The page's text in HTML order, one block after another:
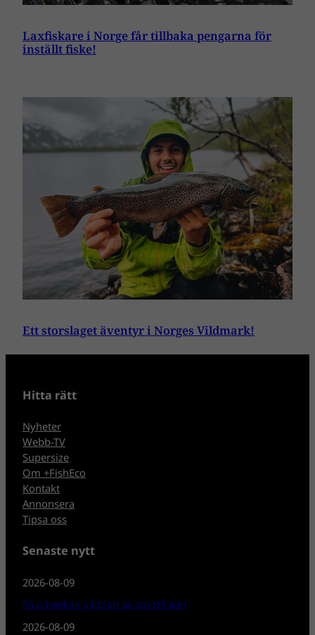
Laxfiskare i Norge får tillbaka pengarna för
inställt fiske!
Ett storslaget äventyr i Norges Vildmark!
Hitta rätt
Nyheter
Webb-TV
Supersize
Om +FishEco
Kontakt
Annonsera
Tipsa oss
Senaste nytt
2026-08-09
Så påverkas gäddan av sportfiske!
2026-08-09